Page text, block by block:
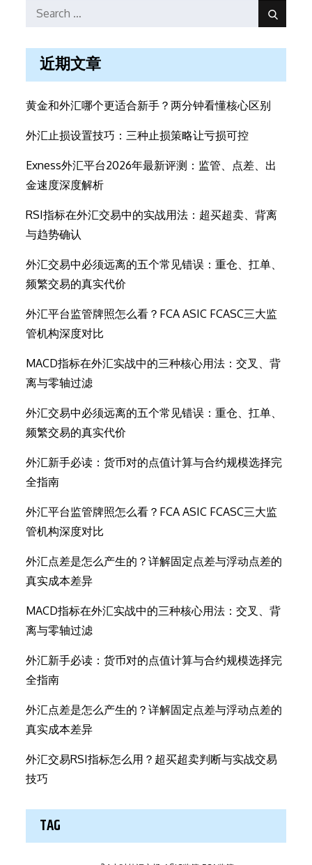
Search
Search
近期文章
黄金和外汇哪个更适合新手？两分钟看懂核心区别
外汇止损设置技巧：三种止损策略让亏损可控
Exness外汇平台2026年最新评测：监管、点差、出
金速度深度解析
RSI指标在外汇交易中的实战用法：超买超卖、背离
与趋势确认
外汇交易中必须远离的五个常见错误：重仓、扛单、
频繁交易的真实代价
外汇平台监管牌照怎么看？FCA ASIC FCASC三大监
管机构深度对比
MACD指标在外汇实战中的三种核心用法：交叉、背
离与零轴过滤
外汇交易中必须远离的五个常见错误：重仓、扛单、
频繁交易的真实代价
外汇新手必读：货币对的点值计算与合约规模选择完
全指南
外汇平台监管牌照怎么看？FCA ASIC FCASC三大监
管机构深度对比
外汇点差是怎么产生的？详解固定点差与浮动点差的
真实成本差异
MACD指标在外汇实战中的三种核心用法：交叉、背
离与零轴过滤
外汇新手必读：货币对的点值计算与合约规模选择完
全指南
外汇点差是怎么产生的？详解固定点差与浮动点差的
真实成本差异
外汇交易RSI指标怎么用？超买超卖判断与实战交易
技巧
TAG